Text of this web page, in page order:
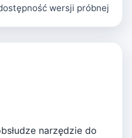
wersji próbnej
narzędzie do